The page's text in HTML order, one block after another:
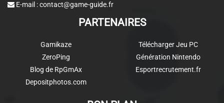
E-mail :contact@game-guide.fr
PARTENAIRES
Gamikaze
ZeroPing
Blog de RpGmAx
Depositphotos.com
Télécharger Jeu PC
Génération Nintendo
Esportrecrutement.fr